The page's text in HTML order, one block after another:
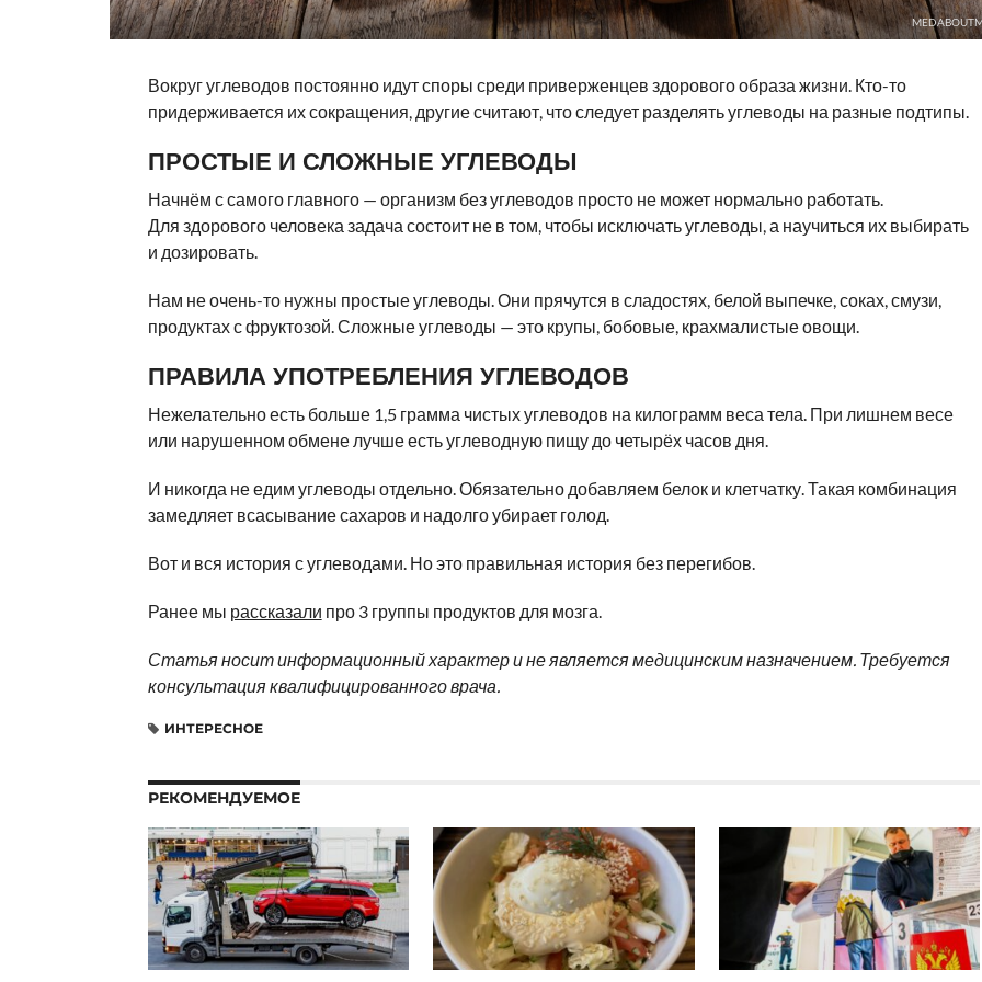
Вокруг углеводов постоянно идут споры среди приверженцев здорового образа жизни. Кто-то
придерживается их сокращения, другие считают, что следует разделять углеводы на разные подтипы.
ПРОСТЫЕ И СЛОЖНЫЕ УГЛЕВОДЫ
Начнём с самого главного — организм без углеводов просто не может нормально работать.
Для здорового человека задача состоит не в том, чтобы исключать углеводы, а научиться их выбирать
и дозировать.
Нам не очень-то нужны простые углеводы. Они прячутся в сладостях, белой выпечке, соках, смузи,
продуктах с фруктозой. Сложные углеводы — это крупы, бобовые, крахмалистые овощи.
ПРАВИЛА УПОТРЕБЛЕНИЯ УГЛЕВОДОВ
Нежелательно есть больше 1,5 грамма чистых углеводов на килограмм веса тела. При лишнем весе
или нарушенном обмене лучше есть углеводную пищу до четырёх часов дня.
И никогда не едим углеводы отдельно. Обязательно добавляем белок и клетчатку. Такая комбинация
замедляет всасывание сахаров и надолго убирает голод.
Вот и вся история с углеводами. Но это правильная история без перегибов.
Ранее мы рассказали про 3 группы продуктов для мозга.
Статья носит информационный характер и не является медицинским назначением. Требуется
консультация квалифицированного врача.
ИНТЕРЕСНОЕ
РЕКОМЕНДУЕМОЕ